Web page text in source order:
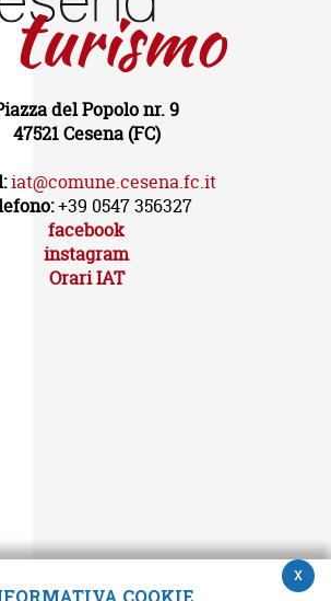
del Popolo nr. 9
47521 Cesena (FC)
iat@comune.cesena.fc.it
+39 0547 356327
facebook
instagram
Orari IAT
x
COOKIE